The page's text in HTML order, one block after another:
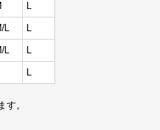
L
L L
L L
L
。